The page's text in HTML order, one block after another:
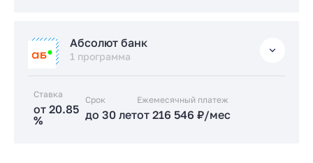
от 17.89 % до 30 лет
Заказать консультацию
Абсолют банк
1 программа
Ставка
от 20.85
%
Срок
до 30 лет
Ежемесячный платеж
от 216 546 ₽/мес